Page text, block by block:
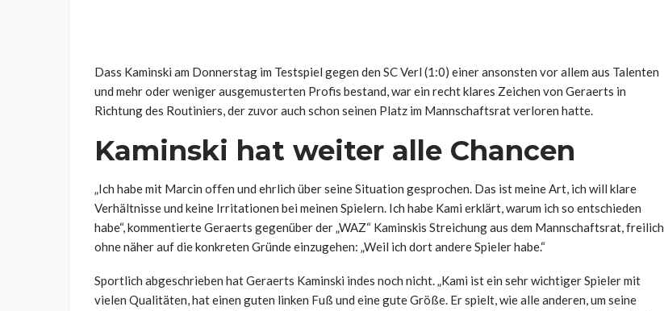
Dass Kaminski am Donnerstag im Testspiel gegen den SC Verl (1:0) einer ansonsten vor allem aus Talenten
und mehr oder weniger ausgemusterten Profis bestand, war ein recht klares Zeichen von Geraerts in
Richtung des Routiniers, der zuvor auch schon seinen Platz im Mannschaftsrat verloren hatte.
Kaminski hat weiter alle Chancen
„Ich habe mit Marcin offen und ehrlich über seine Situation gesprochen. Das ist meine Art, ich will klare
Verhältnisse und keine Irritationen bei meinen Spielern. Ich habe Kami erklärt, warum ich so entschieden
habe“, kommentierte Geraerts gegenüber der „WAZ“ Kaminskis Streichung aus dem Mannschaftsrat, freilich
ohne näher auf die konkreten Gründe einzugehen: „Weil ich dort andere Spieler habe.“
Sportlich abgeschrieben hat Geraerts Kaminski indes noch nicht. „Kami ist ein sehr wichtiger Spieler mit
vielen Qualitäten, hat einen guten linken Fuß und eine gute Größe. Er spielt, wie alle anderen, um seine